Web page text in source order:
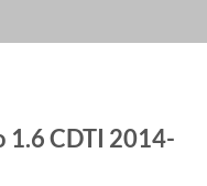
CDTI 2014-